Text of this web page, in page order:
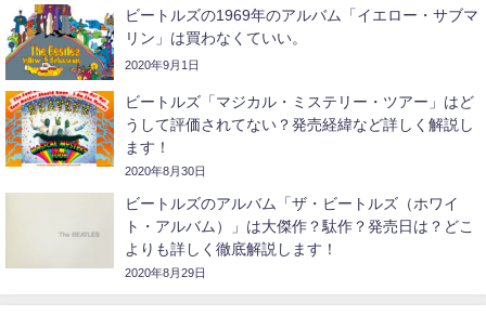
ビートルズの1969年のアルバム「イエロー・サブマ
リン」は買わなくていい。
2020年9月1日
ビートルズ「マジカル・ミステリー・ツアー」はど
うして評価されてない？発売経緯など詳しく解説し
ます！
2020年8月30日
ビートルズのアルバム「ザ・ビートルズ（ホワイ
ト・アルバム）」は大傑作？駄作？発売日は？どこ
よりも詳しく徹底解説します！
2020年8月29日